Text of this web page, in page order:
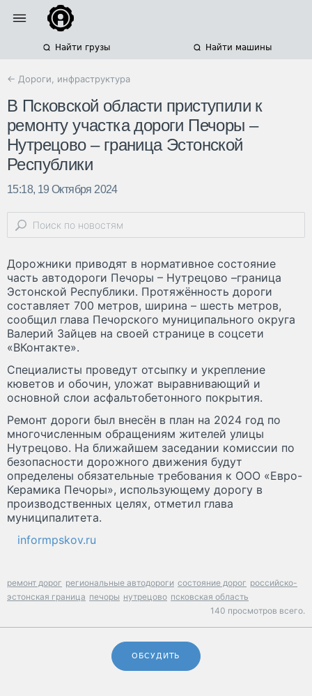
Найти грузы Найти машины
← Дороги, инфраструктура
В Псковской области приступили к
ремонту участка дороги Печоры –
Нутрецово – граница Эстонской
Республики
15:18, 19 Октября 2024
Дорожники приводят в нормативное состояние
часть автодороги Печоры – Нутрецово –граница
Эстонской Республики. Протяжённость дороги
составляет 700 метров, ширина – шесть метров,
сообщил глава Печорского муниципального округа
Валерий Зайцев на своей странице в соцсети
«ВКонтакте».
Специалисты проведут отсыпку и укрепление
кюветов и обочин, уложат выравнивающий и
основной слои асфальтобетонного покрытия.
Ремонт дороги был внесён в план на 2024 год по
многочисленным обращениям жителей улицы
Нутрецово. На ближайшем заседании комиссии по
безопасности дорожного движения будут
определены обязательные требования к ООО «Евро-
Керамика Печоры», использующему дорогу в
производственных целях, отметил глава
муниципалитета.
informpskov.ru
ремонт дорог региональные автодороги состояние дорог российско-
эстонская граница печоры нутрецово псковская область
140 просмотров всего.
ОБСУДИТЬ